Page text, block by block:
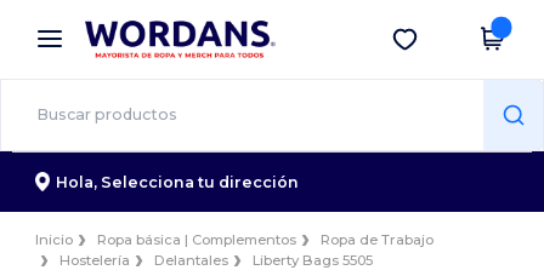
× App de Wordans
¡Mejores precios en app!
Descargar app
Hola, Selecciona tu dirección
Inicio Ropa básica | Complementos
Ropa de Trabajo
Hostelería
Delantales Liberty Bags 5505